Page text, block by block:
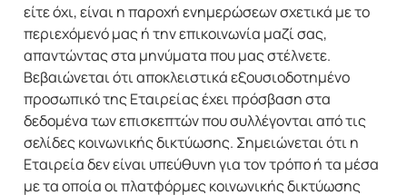
είτε όχι, είναι η παροχή ενημερώσεων σχετικά με το
περιεχόμενό μας ή την επικοινωνία μαζί σας,
απαντώντας στα μηνύματα που μας στέλνετε.
Βεβαιώνεται ότι αποκλειστικά εξουσιοδοτημένο
προσωπικό της Εταιρείας έχει πρόσβαση στα
δεδομένα των επισκεπτών που συλλέγονται από τις
σελίδες κοινωνικής δικτύωσης. Σημειώνεται ότι η
Εταιρεία δεν είναι υπεύθυνη για τον τρόπο ή τα μέσα
με τα οποία οι πλατφόρμες κοινωνικής δικτύωσης